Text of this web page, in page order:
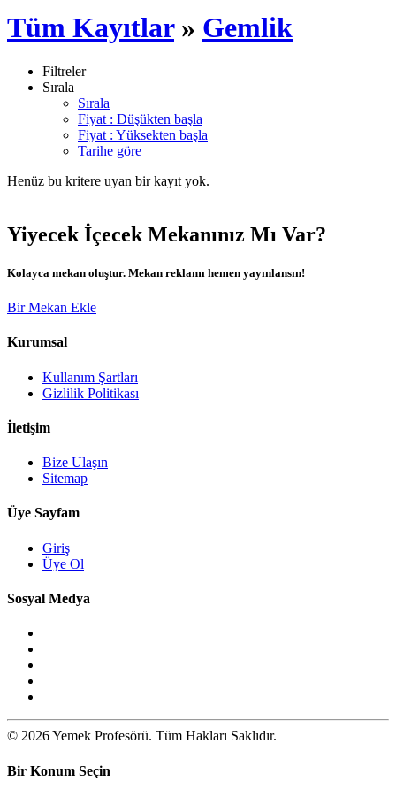
Tüm Kayıtlar» Gemlik
Filtreler
Sırala
Sırala
Fiyat : Düşükten başla
Fiyat : Yüksekten başla
Tarihe göre
Henüz bu kritere uyan bir kayıt yok.
Yiyecek İçecek Mekanınız Mı Var?
Kolayca mekan oluştur. Mekan reklamı hemen yayınlansın!
Bir Mekan Ekle
Kurumsal
Kullanım Şartları
Gizlilik Politikası
İletişim
Bize Ulaşın
Sitemap
Üye Sayfam
Giriş
Üye Ol
Sosyal Medya
© 2026 Yemek Profesörü. Tüm Hakları Saklıdır.
Bir Konum Seçin